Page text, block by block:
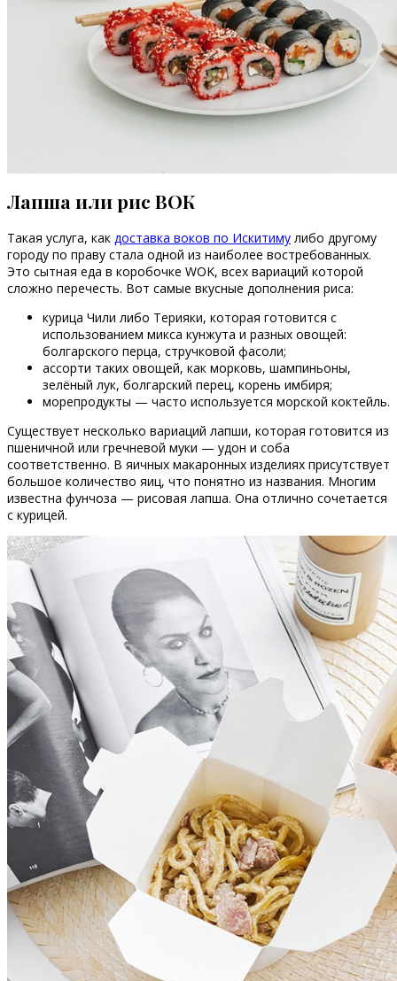
Лапша или рис ВОК
Такая услуга, как доставка воков по Искитиму либо другому
городу по праву стала одной из наиболее востребованных.
Это сытная еда в коробочке WOK, всех вариаций которой
сложно перечесть. Вот самые вкусные дополнения риса:
курица Чили либо Терияки, которая готовится с
использованием микса кунжута и разных овощей:
болгарского перца, стручковой фасоли;
ассорти таких овощей, как морковь, шампиньоны,
зелёный лук, болгарский перец, корень имбиря;
морепродукты — часто используется морской коктейль.
Существует несколько вариаций лапши, которая готовится из
пшеничной или гречневой муки — удон и соба
соответственно. В яичных макаронных изделиях присутствует
большое количество яиц, что понятно из названия. Многим
известна фунчоза — рисовая лапша. Она отлично сочетается
с курицей.